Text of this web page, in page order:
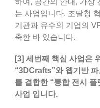
하여, 공간의 안내, 가상
는 사업입니다. 조달청
기관과 유수의 기업의
축한 바 있습니다.
[3] 세번째 핵심 사업은
“3DCrafts”와 웹기반
를 결합한 “통합 전시
사업 입니다.